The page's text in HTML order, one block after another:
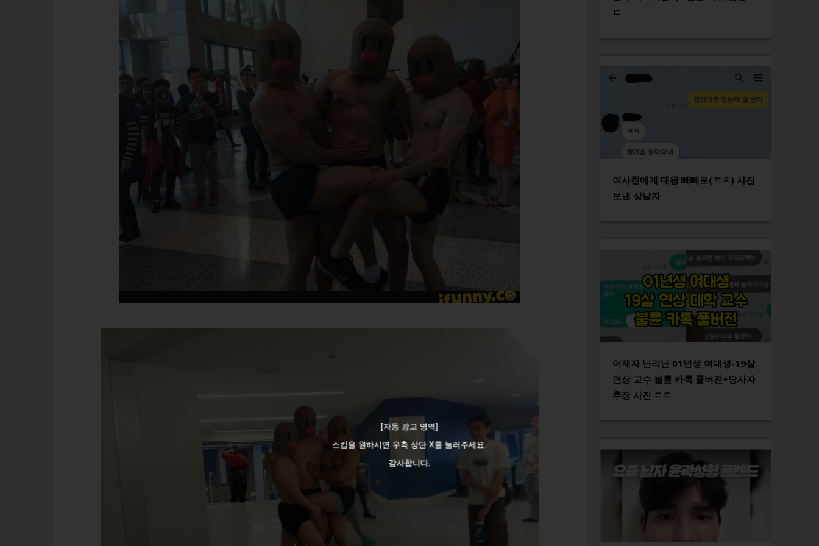
[자동 광고 영역]
스킵을 원하시면 우측 상단 X를 눌러주세요.
감사합니다.
ㄷ
여사친에게 대왕 빼빼로(ㄲㅊ) 사진
보낸 상남자
어제자 난리난 01년생 여대생-19살
연상 교수 불륜 카톡 풀버전+당사자
추정 사진 ㄷㄷ